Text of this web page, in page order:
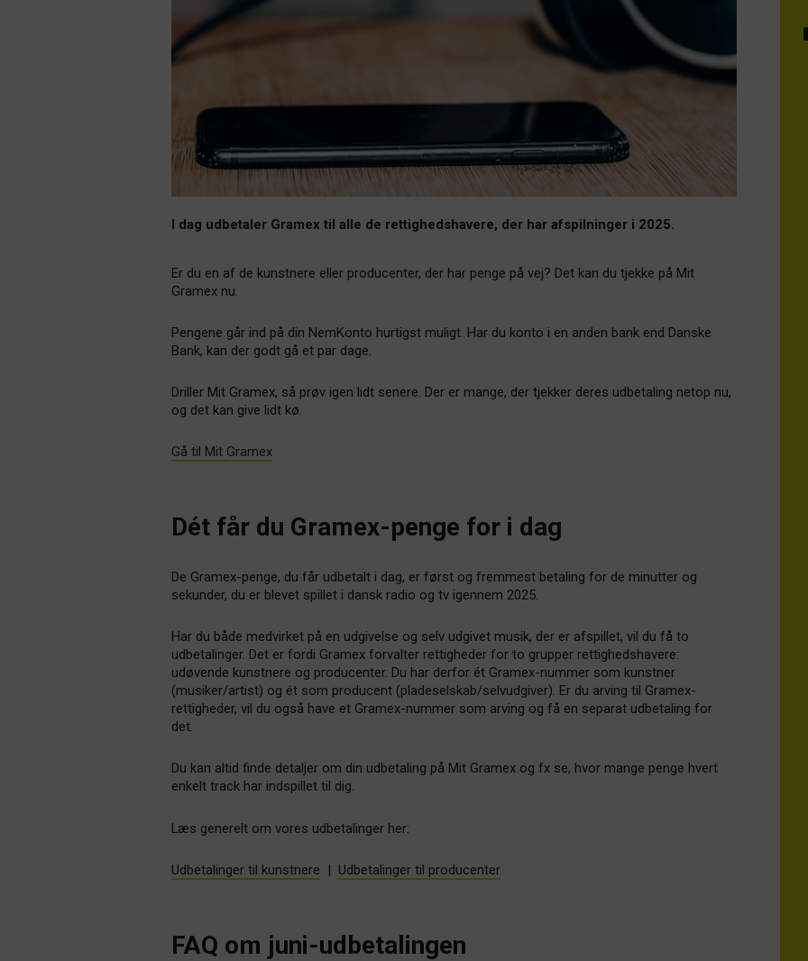
I dag udbetaler Gramex til alle de rettighedshavere, der har afspilninger i 2025.
Er du en af de kunstnere eller producenter, der har penge på vej? Det kan du tjekke på Mit
Gramex nu.
Pengene går ind på din NemKonto hurtigst muligt. Har du konto i en anden bank end Danske
Bank, kan der godt gå et par dage.
Driller Mit Gramex, så prøv igen lidt senere. Der er mange, der tjekker deres udbetaling netop nu,
og det kan give lidt kø.
Gå til Mit Gramex
Dét får du Gramex-penge for i dag
De Gramex-penge, du får udbetalt i dag, er først og fremmest betaling for de minutter og
sekunder, du er blevet spillet i dansk radio og tv igennem 2025.
Har du både medvirket på en udgivelse og selv udgivet musik, der er afspillet, vil du få to
udbetalinger. Det er fordi Gramex forvalter rettigheder for to grupper rettighedshavere:
udøvende kunstnere og producenter. Du har derfor ét Gramex-nummer som kunstner
(musiker/artist) og ét som producent (pladeselskab/selvudgiver). Er du arving til Gramex-
rettigheder, vil du også have et Gramex-nummer som arving og få en separat udbetaling for
det.
Du kan altid finde detaljer om din udbetaling på Mit Gramex og fx se, hvor mange penge hvert
enkelt track har indspillet til dig.
Læs generelt om vores udbetalinger her:
Udbetalinger til kunstnere | Udbetalinger til producenter
FAQ om juni-udbetalingen